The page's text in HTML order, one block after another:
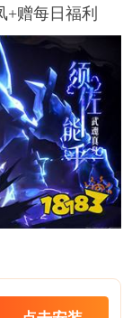
赠每日福利